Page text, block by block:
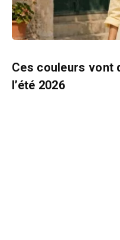
Ces couleurs vont
l’été 2026